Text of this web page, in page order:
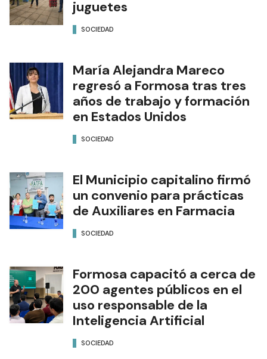
juguetes
SOCIEDAD
María Alejandra Mareco
regresó a Formosa tras tres
años de trabajo y formación
en Estados Unidos
SOCIEDAD
El Municipio capitalino firmó
un convenio para prácticas
de Auxiliares en Farmacia
SOCIEDAD
Formosa capacitó a cerca de
200 agentes públicos en el
uso responsable de la
Inteligencia Artificial
SOCIEDAD